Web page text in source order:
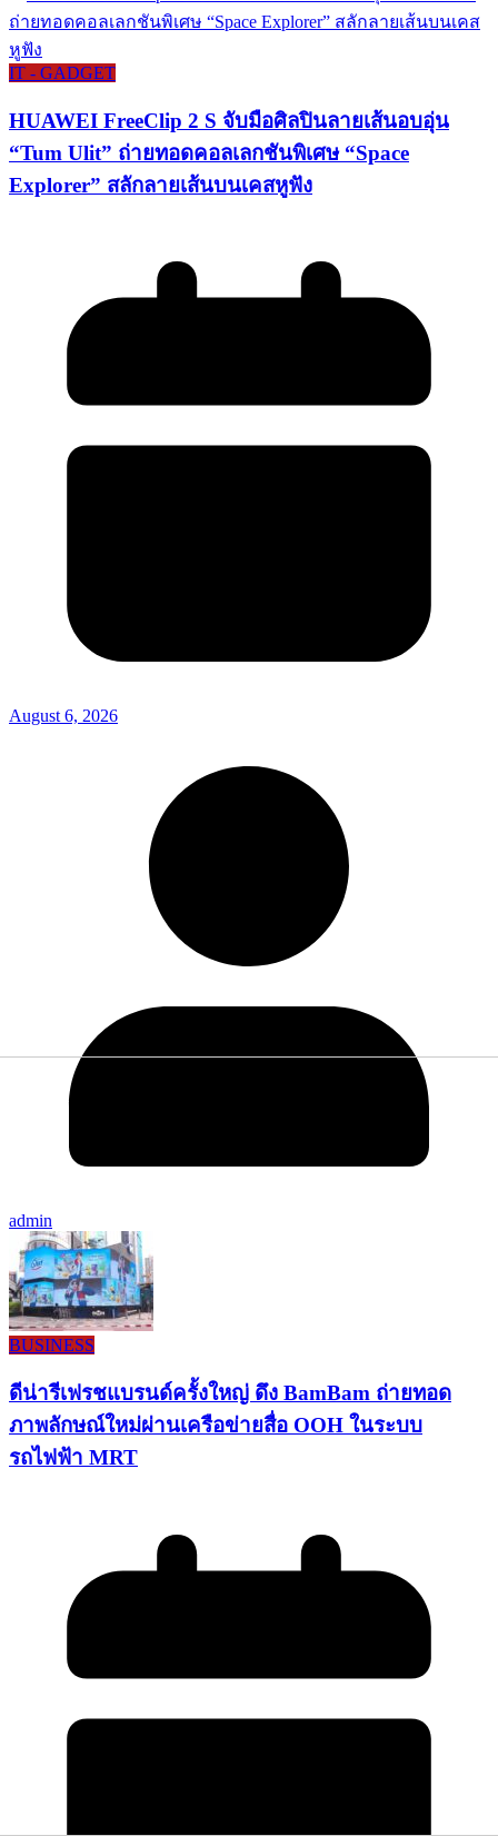
IT - GADGET
HUAWEI FreeClip 2 S จับมือศิลปินลายเส้นอบอุ่น
“Tum Ulit” ถ่ายทอดคอลเลกชันพิเศษ “Space
Explorer” สลักลายเส้นบนเคสหูฟัง
August 6, 2026
admin
BUSINESS
ดีน่ารีเฟรชแบรนด์ครั้งใหญ่ ดึง BamBam ถ่ายทอด
ภาพลักษณ์ใหม่ผ่านเครือข่ายสื่อ OOH ในระบบ
รถไฟฟ้า MRT